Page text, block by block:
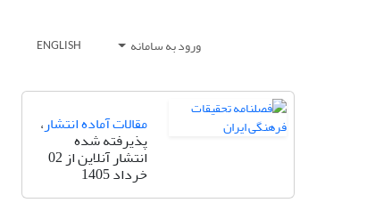
ورود به سامانه ENGLISH
مقالات آماده انتشار،
پذیرفته شده
انتشار آنلاین از 02
خرداد 1405